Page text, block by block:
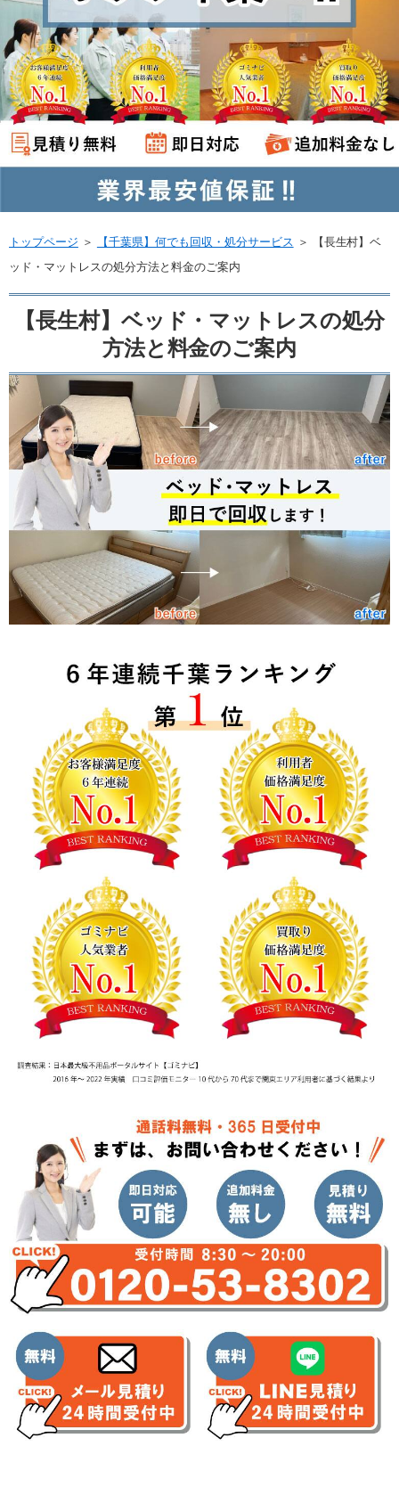
トップページ ＞ 【千葉県】何でも回収・処分サービス ＞
【長生村】ベ
ッド・マットレスの処分方法と料金のご案内
【長生村】ベッド・マットレスの処分
方法と料金のご案内